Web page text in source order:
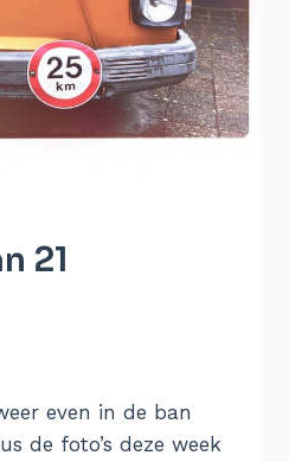
21
even in de ban
de foto’s deze week